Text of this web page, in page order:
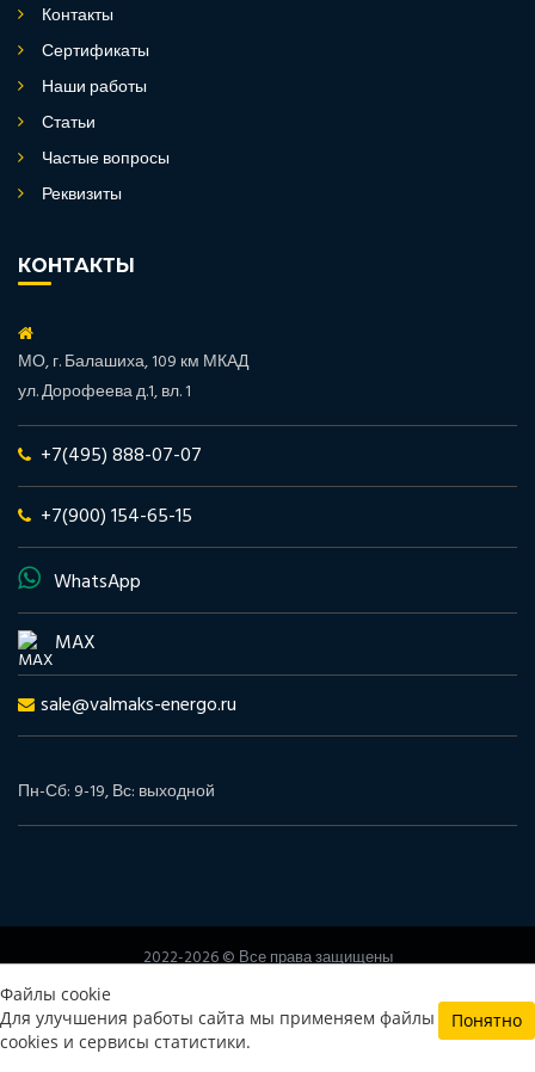
Файлы cookie
Для улучшения работы сайта мы применяем файлы
cookies и сервисы статистики.
Понятно
Контакты
Сертификаты
Наши работы
Статьи
Частые вопросы
Реквизиты
КОНТАКТЫ
МО, г. Балашиха, 109 км МКАД
ул. Дорофеева д.1, вл. 1
+7(495) 888-07-07
+7(900) 154-65-15
WhatsApp
MAX
sale@valmaks-energo.ru
Пн-Сб: 9-19, Вс: выходной
2022-2026 © Все права защищены
Политика конфиденциальности
Согласие на обработку
персональных данных